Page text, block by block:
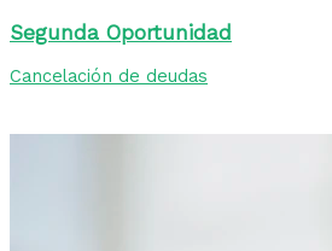
Segunda Oportunidad
Cancelación de deudas